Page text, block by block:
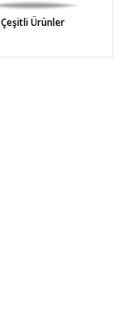
Çeşitli Ürünler